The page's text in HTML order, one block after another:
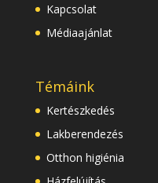
Kapcsolat
Médiaajánlat
Témáink
Kertészkedés
Lakberendezés
Otthon higiénia